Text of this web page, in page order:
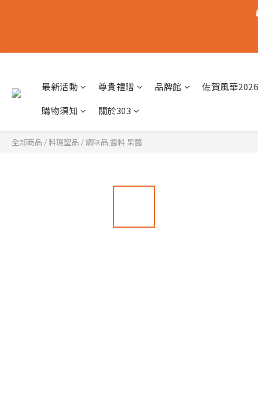
最新活動 尊貴禮贈 品牌館 佐賀風華2026
購物須知
關於303
全部商品 / 料理聖品 /調味品 醬料 果醬